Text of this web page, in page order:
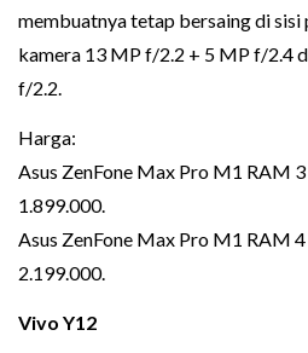
membuatnya tetap bersaing di
kamera 13 MP f/2.2 + 5 MP f/2.4
f/2.2.
Harga:
Asus ZenFone Max Pro M1 RAM
1.899.000.
Asus ZenFone Max Pro M1 RAM
2.199.000.
Vivo Y12